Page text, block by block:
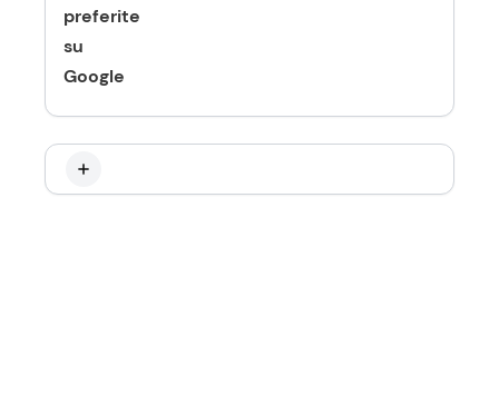
preferite
su
Google